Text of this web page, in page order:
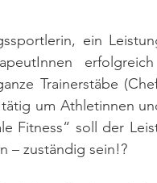
ein
Trainerstäbe
um Athletinnen
Fitness“ soll der
– zuständig sein!?